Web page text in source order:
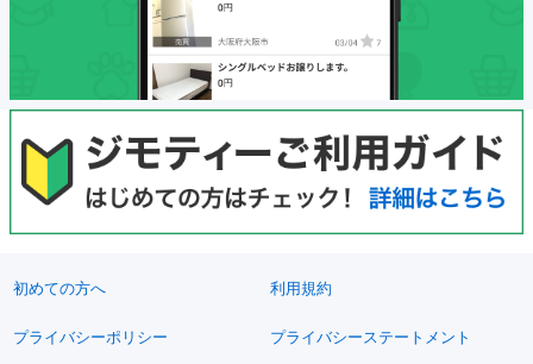
初めての方へ 利用規約
プライバシーポリシー プライバシーステートメント